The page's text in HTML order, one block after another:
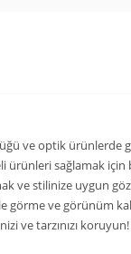
ve optik ürünlerde
sağlamak için
ve stilinize uygun
görme ve görünüm
ve tarzınızı koruyun!